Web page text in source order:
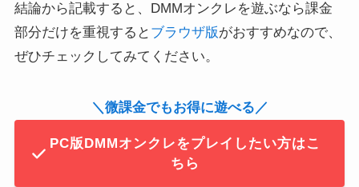
結論から記載すると、DMMオンクレを遊ぶなら課金
部分だけを重視すると ブラウザ版がおすすめなので、
ぜひチェックしてみてください。
＼微課金でもお得に遊べる／
PC版DMMオンクレをプレイしたい方はこ
ちら